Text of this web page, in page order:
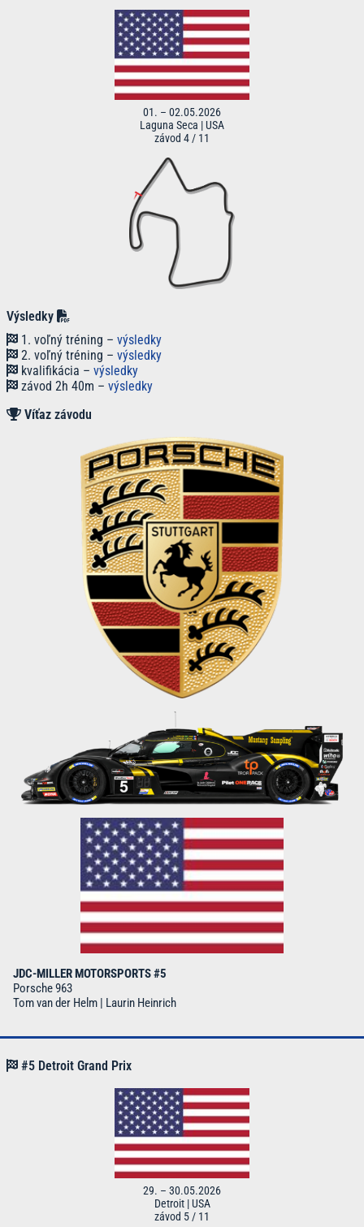
01. – 02.05.2026
Laguna Seca | USA
závod 4 / 11
Výsledky
1. voľný tréning – výsledky
2. voľný tréning – výsledky
kvalifikácia – výsledky
závod 2h 40m – výsledky
Víťaz závodu
JDC-MILLER MOTORSPORTS #5
Porsche 963
Tom van der Helm | Laurin Heinrich
#5 Detroit Grand Prix
29. – 30.05.2026
Detroit | USA
závod 5 / 11